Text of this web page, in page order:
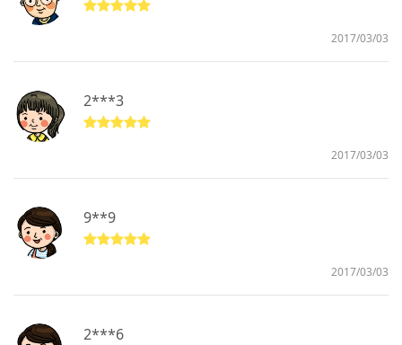
2017/03/03
2***3
2017/03/03
9**9
2017/03/03
2***6